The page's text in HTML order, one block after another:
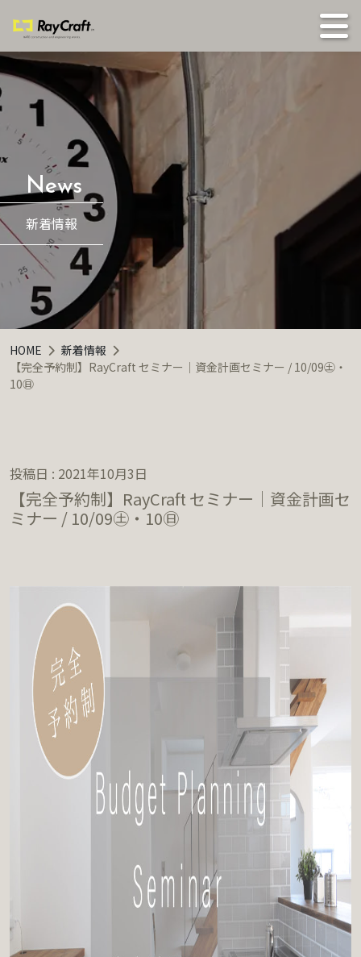
新着情報
HOME
新着情報
【完全予約制】RayCraft セミナー｜資金計画セミナー / 10/09㊏・
10㊐
投稿日 : 2021年10月3日
【完全予約制】RayCraft セミナー｜資金計画セ
ミナー / 10/09㊏・10㊐